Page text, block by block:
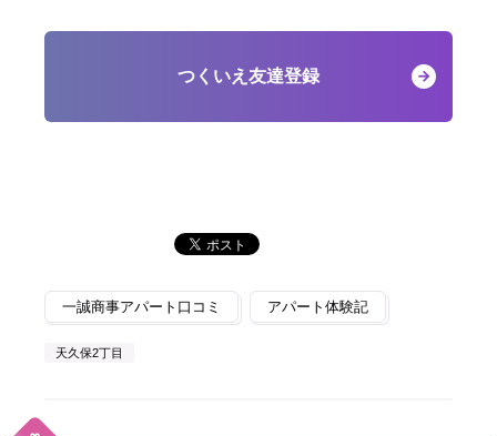
つくいえ友達登録
一誠商事アパート口コミ アパート体験記
天久保2丁目